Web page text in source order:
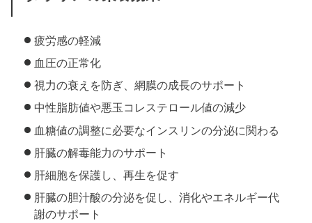
疲労感の軽減
血圧の正常化
視力の衰えを防ぎ、網膜の成長のサポート
中性脂肪値や悪玉コレステロール値の減少
血糖値の調整に必要なインスリンの分泌に関わる
肝臓の解毒能力のサポート
肝細胞を保護し、再生を促す
肝臓の胆汁酸の分泌を促し、消化やエネルギー代
謝のサポート